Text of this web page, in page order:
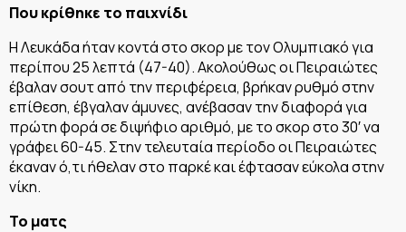
Που κρίθηκε το παιχνίδι
Η Λευκάδα ήταν κοντά στο σκορ με τον Ολυμπιακό για
περίπου 25 λεπτά (47-40). Ακολούθως οι Πειραιώτες
έβαλαν σουτ από την περιφέρεια, βρήκαν ρυθμό στην
επίθεση, έβγαλαν άμυνες, ανέβασαν την διαφορά για
πρώτη φορά σε διψήφιο αριθμό, με το σκορ στο 30′ να
γράφει 60-45. Στην τελευταία περίοδο οι Πειραιώτες
έκαναν ό,τι ήθελαν στο παρκέ και έφτασαν εύκολα στην
νίκη.
Το ματς